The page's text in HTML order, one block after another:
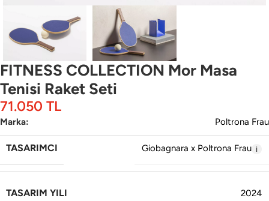
FITNESS COLLECTION Mor Masa
Tenisi Raket Seti
71.050 TL
Marka: Poltrona Frau
TASARIMCI Giobagnara x Poltrona Frau
TASARIM YILI 2024